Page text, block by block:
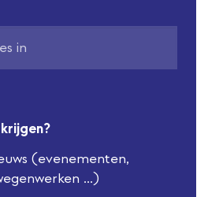
(evenementen,
...)